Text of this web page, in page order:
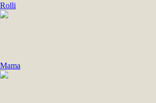
Rolli
Mama